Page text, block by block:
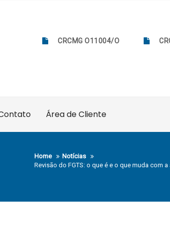
CRCMG O11004/O
Área de Cliente
Home
Notícias
Revisão do FGTS: o que é e o que muda com